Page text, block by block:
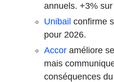
annuels. +3%
Unibail confirme
pour 2026.
Accor améliore
mais
conséquences